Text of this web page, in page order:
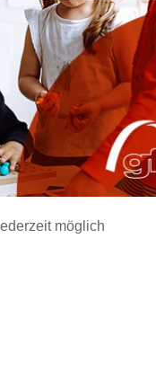
möglich